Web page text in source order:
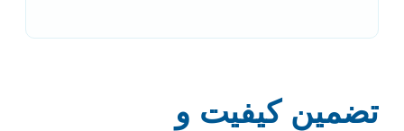
تضمین کیفیت و